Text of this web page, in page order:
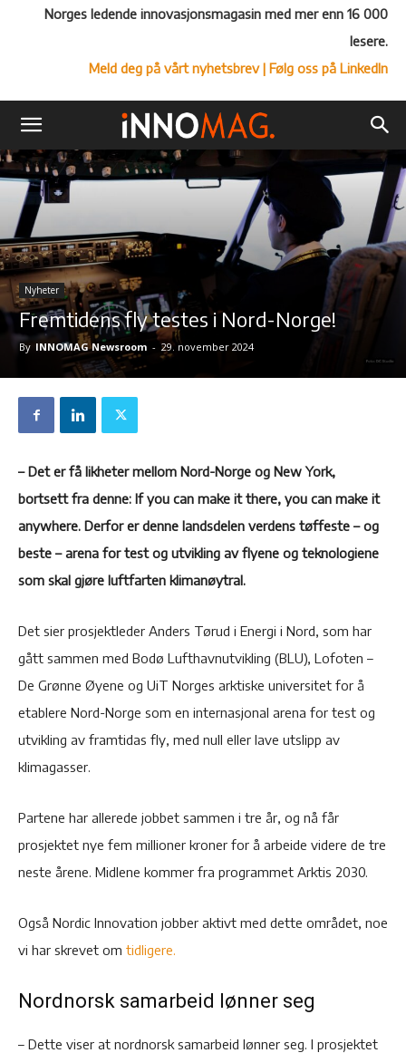
Norges ledende innovasjonsmagasin med mer enn 16 000
lesere.
Meld deg på vårt nyhetsbrev| Følg oss på LinkedIn
Nyheter
Fremtidens fly testes i Nord-Norge!
By INNOMAG Newsroom - 29. november 2024
– Det er få likheter mellom Nord-Norge og New York,
bortsett fra denne: If you can make it there, you can make it
anywhere. Derfor er denne landsdelen verdens tøffeste – og
beste – arena for test og utvikling av flyene og teknologiene
som skal gjøre luftfarten klimanøytral.
Det sier prosjektleder Anders Tørud i Energi i Nord, som har
gått sammen med Bodø Lufthavnutvikling (BLU), Lofoten –
De Grønne Øyene og UiT Norges arktiske universitet for å
etablere Nord-Norge som en internasjonal arena for test og
utvikling av framtidas fly, med null eller lave utslipp av
klimagasser.
Partene har allerede jobbet sammen i tre år, og nå får
prosjektet nye fem millioner kroner for å arbeide videre de tre
neste årene. Midlene kommer fra programmet Arktis 2030.
Også Nordic Innovation jobber aktivt med dette området, noe
vi har skrevet om tidligere.
Nordnorsk samarbeid lønner seg
– Dette viser at nordnorsk samarbeid lønner seg. I prosjektet